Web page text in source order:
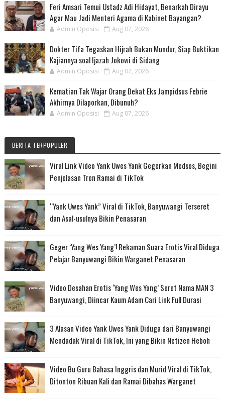
Feri Amsari Temui Ustadz Adi Hidayat, Benarkah Dirayu
Agar Mau Jadi Menteri Agama di Kabinet Bayangan?
Admin Oposisi Aug 07, 2026
Dokter Tifa Tegaskan Hijrah Bukan Mundur, Siap Buktikan
Kajiannya soal Ijazah Jokowi di Sidang
Admin Oposisi Aug 07, 2026
Kematian Tak Wajar Orang Dekat Eks Jampidsus Febrie
Akhirnya Dilaporkan, Dibunuh?
Admin Oposisi Aug 07, 2026
BERITA TERPOPULER
Viral Link Video Yank Uwes Yank Gegerkan Medsos, Begini
Penjelasan Tren Ramai di TikTok
“Yank Uwes Yank” Viral di TikTok, Banyuwangi Terseret
dan Asal-usulnya Bikin Penasaran
Geger ‘Yang Wes Yang’! Rekaman Suara Erotis Viral Diduga
Pelajar Banyuwangi Bikin Warganet Penasaran
Video Desahan Erotis ‘Yang Wes Yang’ Seret Nama MAN 3
Banyuwangi, Diincar Kaum Adam Cari Link Full Durasi
3 Alasan Video Yank Uwes Yank Diduga dari Banyuwangi
Mendadak Viral di TikTok, Ini yang Bikin Netizen Heboh
Video Bu Guru Bahasa Inggris dan Murid Viral di TikTok,
Ditonton Ribuan Kali dan Ramai Dibahas Warganet